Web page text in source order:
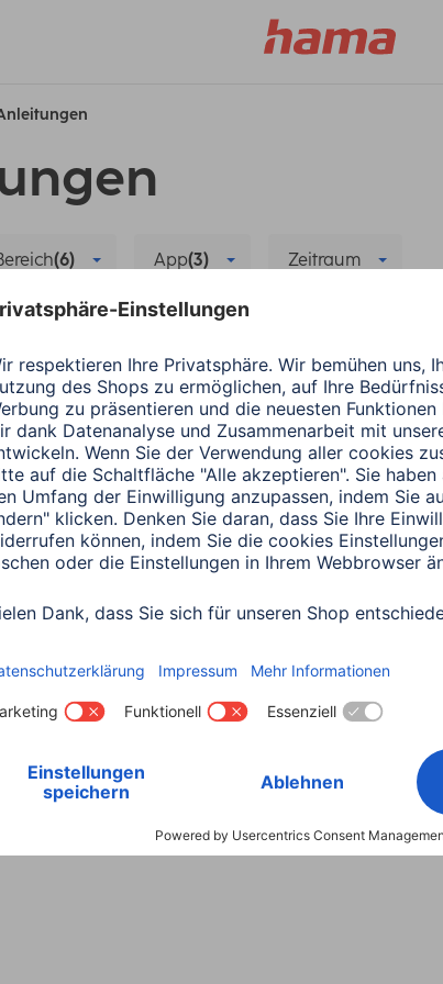
(6) App(3) Zeitraum
Move
Energiesparen
Land wählen
Garantiebestimmungen Konformitätserklärungen